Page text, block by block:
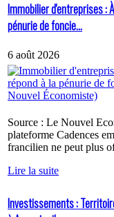
Immobilier d'entreprises :
pénurie de foncie...
6 août 2026
Source : Le Nouvel
plateforme Cadences
francilien ne peut plus
Lire la suite
Investissements :